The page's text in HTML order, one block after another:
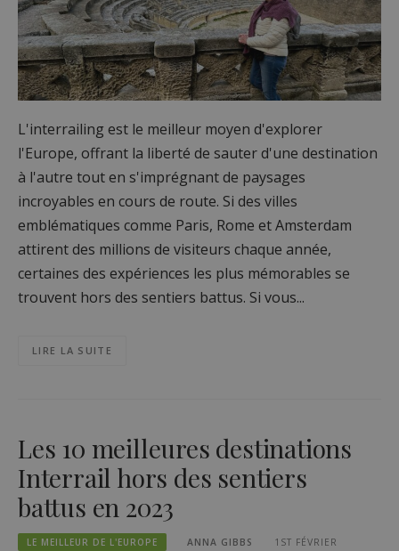
L'interrailing est le meilleur moyen d'explorer
l'Europe, offrant la liberté de sauter d'une destination
à l'autre tout en s'imprégnant de paysages
incroyables en cours de route. Si des villes
emblématiques comme Paris, Rome et Amsterdam
attirent des millions de visiteurs chaque année,
certaines des expériences les plus mémorables se
trouvent hors des sentiers battus. Si vous...
LIRE LA SUITE
Les 10 meilleures destinations
Interrail hors des sentiers
battus en 2023
LE MEILLEUR DE L'EUROPE ANNA GIBBS
1ST FÉVRIER